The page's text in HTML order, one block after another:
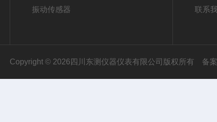
振动传感器 联系
Copyright © 2026四川东测仪器仪表有限公司版权所有 备